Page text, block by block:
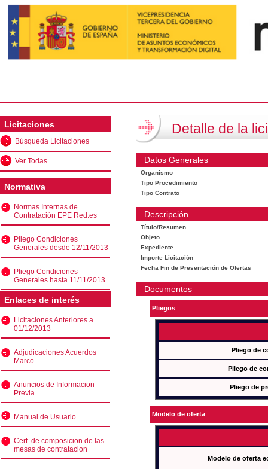
Licitaciones
Búsqueda Licitaciones
Ver Todas
Normativa
Normas Internas de
Contratación EPE Red.es
Pliego Condiciones
Generales desde 12/11/2013
Pliego Condiciones
Generales hasta 11/11/2013
Enlaces de interés
Licitaciones Anteriores a
01/12/2013
Adjudicaciones Acuerdos
Marco
Anuncios de Informacion
Previa
Manual de Usuario
Cert. de composicion de las
mesas de contratacion
Detalle de la
Datos Generales
Organismo
Tipo Procedimiento
Tipo Contrato
Descripción
Título/Resumen
Objeto
Expediente
Importe Licitación
Fecha Fin de Presentación de Ofertas
Documentos
Pliegos
Pliego de
Pliego de
Pliego de
Modelo de oferta
Modelo de oferta